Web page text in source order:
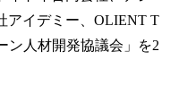
アイデミー、OLIENT T
ン人材開発協議会」を2